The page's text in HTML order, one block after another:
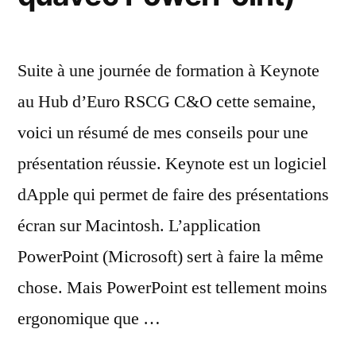
Suite à une journée de formation à Keynote
au Hub d’Euro RSCG C&O cette semaine,
voici un résumé de mes conseils pour une
présentation réussie. Keynote est un logiciel
dApple qui permet de faire des présentations
écran sur Macintosh. L’application
PowerPoint (Microsoft) sert à faire la même
chose. Mais PowerPoint est tellement moins
ergonomique que …